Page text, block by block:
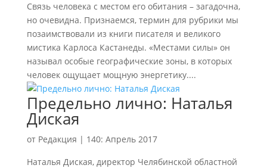
Связь человека с местом его обитания – загадочна,
но очевидна. Признаемся, термин для рубрики мы
позаимствовали из книги писателя и великого
мистика Карлоса Кастанеды. «Местами силы» он
называл особые географические зоны, в которых
человек ощущает мощную энергетику....
Предельно лично: Наталья
Диская
от Редакция | 140: Апрель 2017
Наталья Диская, директор Челябинской областной